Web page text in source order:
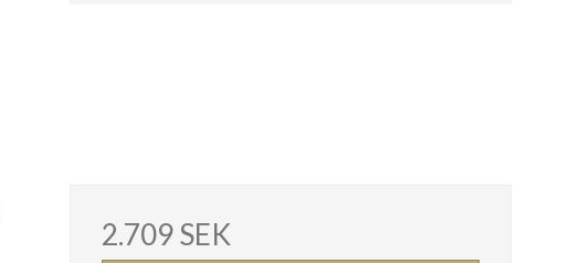
2.709 SEK